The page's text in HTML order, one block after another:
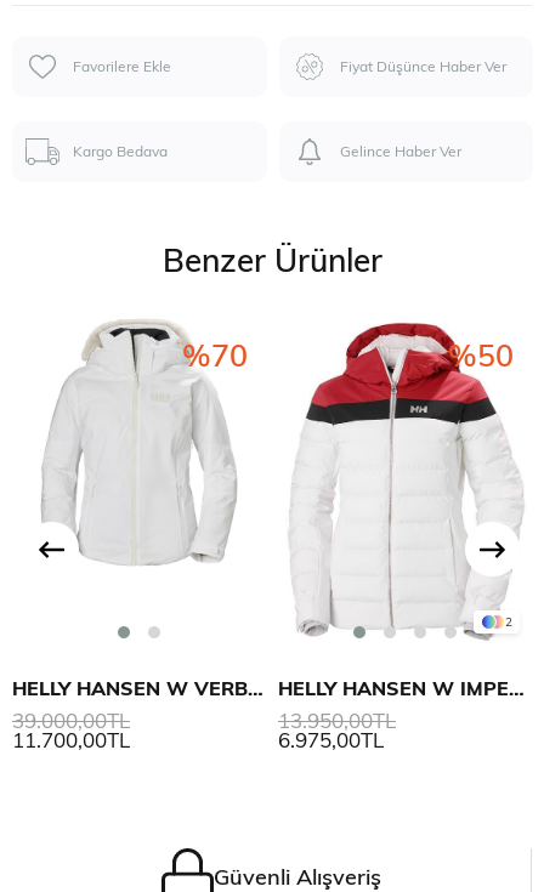
Favorilere Ekle Fiyat Düşünce Haber Ver
Kargo Bedava Gelince Haber Ver
Benzer Ürünler
HELLY HANSEN W VERBIER INFINITY MONT
11.700,00TL
39.000,00TL
%70
2
HELLY HANSEN W IMPERIAL PUFFY MONT
6.975,00TL
13.950,00TL
%50
Güvenli Alışveriş